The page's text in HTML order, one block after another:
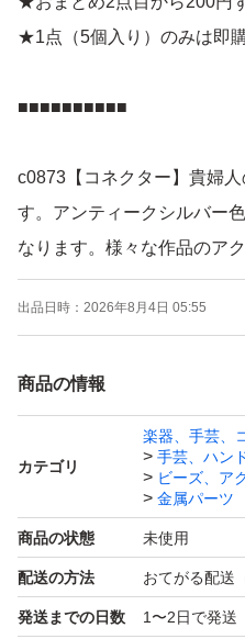
★1点（5個入り）のみは即
■■■■■■■■■■
c0873【コネクター】貴婦
す。アンティークシルバー
なります。様々な作品のア
必ずサイズを4枚目画像でご
仕様: 手チャーム5個入り、
※色合いはご利用機種によ
あります。
※素材の性質上、小傷・色
ります。
出品日時： 2026年8月4日 05:55
商品の情報
カテゴリ
楽器、手芸、
手芸、ハン
ビーズ、ア
金属パーツ
商品の状態 未使用
配送の方法 おてがる配送
発送までの日数 1〜2日で発送